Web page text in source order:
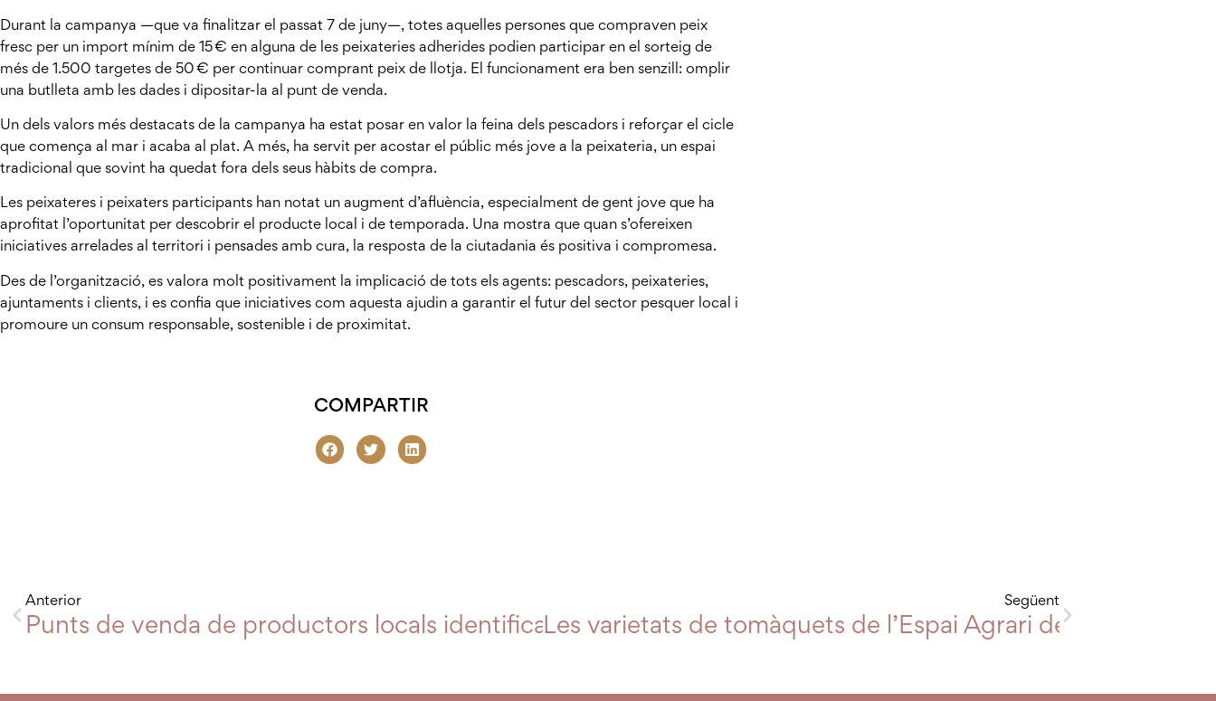
Durant la campanya —que va finalitzar el passat 7 de juny—, totes aquelles persones que compraven peix
fresc per un import mínim de 15 € en alguna de les peixateries adherides podien participar en el sorteig de
més de 1.500 targetes de 50 € per continuar comprant peix de llotja. El funcionament era ben senzill: omplir
una butlleta amb les dades i dipositar-la al punt de venda.
Un dels valors més destacats de la campanya ha estat posar en valor la feina dels pescadors i reforçar el cicle
que comença al mar i acaba al plat. A més, ha servit per acostar el públic més jove a la peixateria, un espai
tradicional que sovint ha quedat fora dels seus hàbits de compra.
Les peixateres i peixaters participants han notat un augment d’afluència, especialment de gent jove que ha
aprofitat l’oportunitat per descobrir el producte local i de temporada. Una mostra que quan s’ofereixen
iniciatives arrelades al territori i pensades amb cura, la resposta de la ciutadania és positiva i compromesa.
Des de l’organització, es valora molt positivament la implicació de tots els agents: pescadors, peixateries,
ajuntaments i clients, i es confia que iniciatives com aquesta ajudin a garantir el futur del sector pesquer local i
promoure un consum responsable, sostenible i de proximitat.
COMPARTIR
Anterior
Punts de venda de productors locals identificats amb el distintiu de l’Espai Agrari – El projecte d’en
Següent
Les varietats de tomàquets de l’Espai Agrari de la Baixa